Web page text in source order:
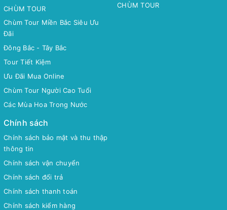
CHÙM TOUR
Chùm Tour Miền Bắc Siêu Ưu
Đãi
Đông Bắc - Tây Bắc
Tour Tiết Kiệm
Ưu Đãi Mua Online
Chùm Tour Người Cao Tuổi
Các Mùa Hoa Trong Nước
CHÙM TOUR
Chính sách
Chính sách bảo mật và thu thập
thông tin
Chính sách vận chuyển
Chính sách đổi trả
Chính sách thanh toán
Chính sách kiểm hàng